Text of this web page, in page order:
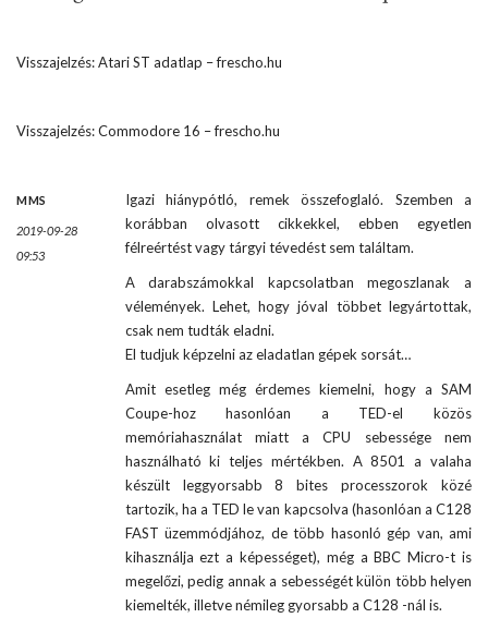
Visszajelzés:Atari ST adatlap – frescho.hu
Visszajelzés:Commodore 16 – frescho.hu
MMS
2019-09-28
09:53
Igazi hiánypótló, remek összefoglaló. Szemben a
korábban olvasott cikkekkel, ebben egyetlen
félreértést vagy tárgyi tévedést sem találtam.
A darabszámokkal kapcsolatban megoszlanak a
vélemények. Lehet, hogy jóval többet legyártottak,
csak nem tudták eladni.
El tudjuk képzelni az eladatlan gépek sorsát…
Amit esetleg még érdemes kiemelni, hogy a SAM
Coupe-hoz hasonlóan a TED-el közös
memóriahasználat miatt a CPU sebessége nem
használható ki teljes mértékben. A 8501 a valaha
készült leggyorsabb 8 bites processzorok közé
tartozik, ha a TED le van kapcsolva (hasonlóan a C128
FAST üzemmódjához, de több hasonló gép van, ami
kihasználja ezt a képességet), még a BBC Micro-t is
megelőzi, pedig annak a sebességét külön több helyen
kiemelték, illetve némileg gyorsabb a C128 -nál is.